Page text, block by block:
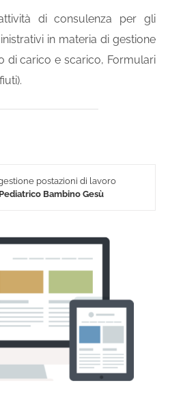
di consulenza per gli
in materia di gestione
di carico e scarico, Formulari
postazioni di lavoro
Bambino Gesù